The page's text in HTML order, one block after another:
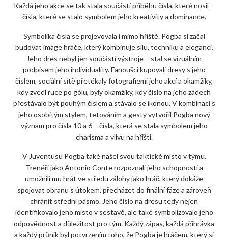
Každá jeho akce se tak stala součástí příběhu čísla, které nosil –
čísla, které se stalo symbolem jeho kreativity a dominance.
Symbolika čísla se projevovala i mimo hřiště. Pogba si začal
budovat image hráče, který kombinuje sílu, techniku a eleganci.
Jeho dres nebyl jen součástí výstroje – stal se vizuálním
podpisem jeho individuality. Fanoušci kupovali dresy s jeho
číslem, sociální sítě přetékaly fotografiemi jeho akcí a okamžiky,
kdy zvedl ruce po gólu, byly okamžiky, kdy číslo na jeho zádech
přestávalo být pouhým číslem a stávalo se ikonou. V kombinaci s
jeho osobitým stylem, tetováním a gesty vytvořil Pogba nový
význam pro čísla 10 a 6 – čísla, která se stala symbolem jeho
charisma a vlivu na hřišti.
V Juventusu Pogba také našel svou taktické místo v týmu.
Trenéři jako Antonio Conte rozpoznali jeho schopnosti a
umožnili mu hrát ve středu zálohy jako hráč, který dokáže
spojovat obranu s útokem, přecházet do finální fáze a zároveň
chránit střední pásmo. Jeho číslo na dresu tedy nejen
identifikovalo jeho místo v sestavě, ale také symbolizovalo jeho
odpovědnost a důležitost pro tým. Každý zápas, každá přihrávka
a každý průnik byl potvrzením toho, že Pogba je hráčem, který si